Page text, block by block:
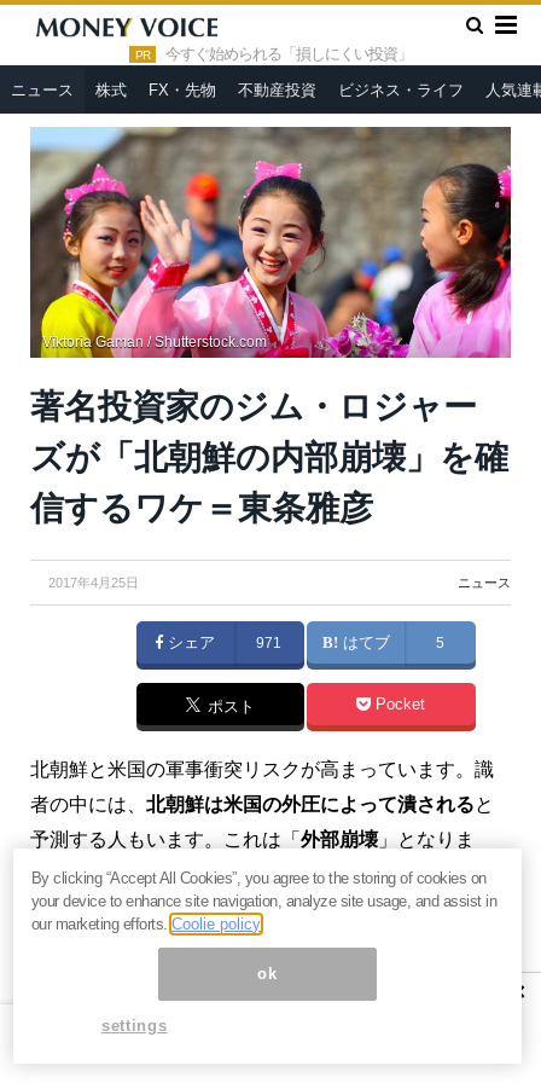
PR 今すぐ始められる「損しにくい投資」
ニュース 株式 FX・先物 不動産投資 ビジネス・ライフ 人気連
HOME » ニュース »
著名投資家のジム・ロジャーズが「北朝鮮
の内部崩壊」を確信するワケ＝東条雅彦
Viktoria Gaman / Shutterstock.com
著名投資家のジム・ロジャー
ズが「北朝鮮の内部崩壊」を確
信するワケ＝東条雅彦
2017年4月25日 ニュース
シェア 971 はてブ 5
ポスト Pocket
北朝鮮と米国の軍事衝突リスクが高まっています。識
者の中には、 北朝鮮は米国の外圧によって潰されると
予測する人もいます。これは「 外部崩壊」となりま
す。
一方、世界三大投資家のひとり
北朝鮮の「内部崩壊」
ーズは前々から、北朝鮮と韓国が統一されることを予
測し、「北朝鮮は国を開きかけている」と指摘してい
ました。
×
By clicking “Accept All Cookies”, you agree to the storing of cookies on
your device to enhance site navigation, analyze site usage, and assist in
our marketing efforts.Coolie policy
ok
settings